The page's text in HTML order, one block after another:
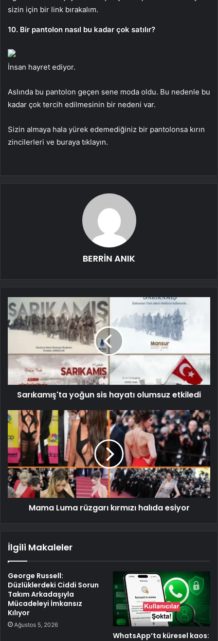
sizin için bir link bırakalım.
10. Bir pantolon nasıl bu kadar çok satılır?
İnsan hayret ediyor.
Aslında bu pantolon geçen sene moda oldu. Bu nedenle bu
kadar çok tercih edilmesinin bir nedeni var.
Sizin almaya hala yürek edemediğiniz bir pantolonsa kırın
zincilerleri ve buraya tıklayın.
BERRİN ANIK
Sarıkamış'ta yoğun sis hayatı olumsuz etkiledi
Mama Luma rüzgarı kırmızı halıda esiyor
İlgili Makaleler
George Russell:
Düzlüklerdeki Ciddi Sorun
Takım Arkadaşıyla
Mücadeleyi İmkansız
Kılıyor
Ağustos 5, 2026
WhatsApp’ta küresel kaos: